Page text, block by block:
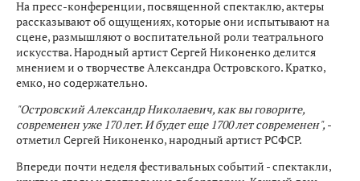
На пресс-конференции, посвященной спектаклю, актеры
рассказывают об ощущениях, которые они испытывают на
сцене, размышляют о воспитательной роли театрального
искусства. Народный артист Сергей Никоненко делится
мнением и о творчестве Александра Островского. Кратко,
емко, но содержательно.
"Островский Александр Николаевич, как вы говорите,
современен уже 170 лет. И будет еще 1700 лет современен", -
отметил Сергей Никоненко, народный артист РСФСР.
Впереди почти неделя фестивальных событий - спектакли,